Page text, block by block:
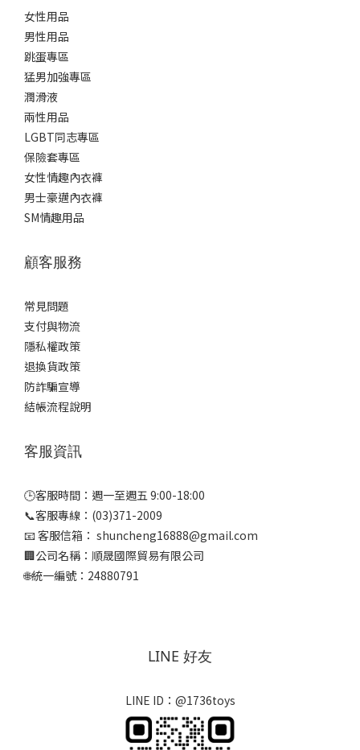
女性用品
男性用品
跳蛋專區
猛男加強專區
潤滑液
兩性用品
LGBT同志專區
保險套專區
女性情趣內衣褲
男士豪邁內衣褲
SM情趣用品
顧客服務
常見問題
支付與物流
隱私權政策
退換貨政策
防詐騙宣導
結帳流程說明
客服資訊
🕒客服時間：週一至週五 9:00-18:00
📞客服專線：(03)371-2009
📧 客服信箱： shuncheng16888@gmail.com
🏢公司名稱：順晟國際貿易有限公司
🌐統一編號：24880791
LINE 好友
LINE ID：@1736toys